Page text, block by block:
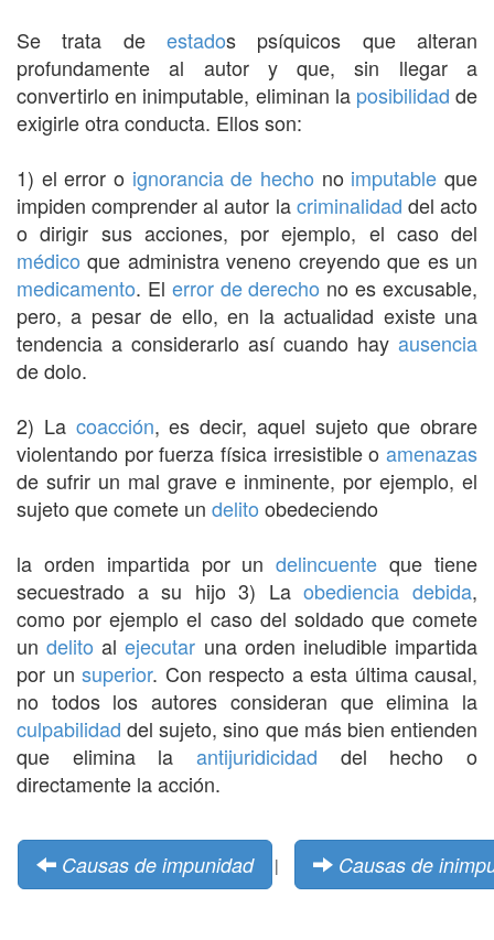
Se trata de estados psíquicos que alteran
profundamente al autor y que, sin llegar a
convertirlo en inimputable, eliminan la posibilidad de
exigirle otra conducta. Ellos son:
1) el error o ignorancia de hecho no imputable que
impiden comprender al autor lacriminalidad del acto
o dirigir sus acciones, por ejemplo, el caso del
médico que administra veneno creyendo que es un
medicamento. El error de derecho no es excusable,
pero, a pesar de ello, en la actualidad existe una
tendencia a considerarlo así cuando hay ausencia
de dolo.
2) La coacción, es decir, aquel sujeto que obrare
violentando por fuerza física irresistible o amenazas
de sufrir un mal grave e inminente, por ejemplo, el
sujeto que comete un delito obedeciendo
la orden impartida por undelincuente que tiene
secuestrado a su hijo 3) Laobediencia debida,
como por ejemplo el caso del soldado que comete
undelito alejecutar una orden ineludible impartida
por un superior. Con respecto a esta última causal,
no todos los autores consideran que elimina la
culpabilidad del sujeto, sino que más bien entienden
que elimina la antijuridicidad del hecho o
directamente la acción.
Causas de impunidad | Causas de